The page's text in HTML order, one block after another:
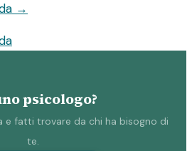
→
psicologo?
e fatti trovare da chi ha bisogno di
te.